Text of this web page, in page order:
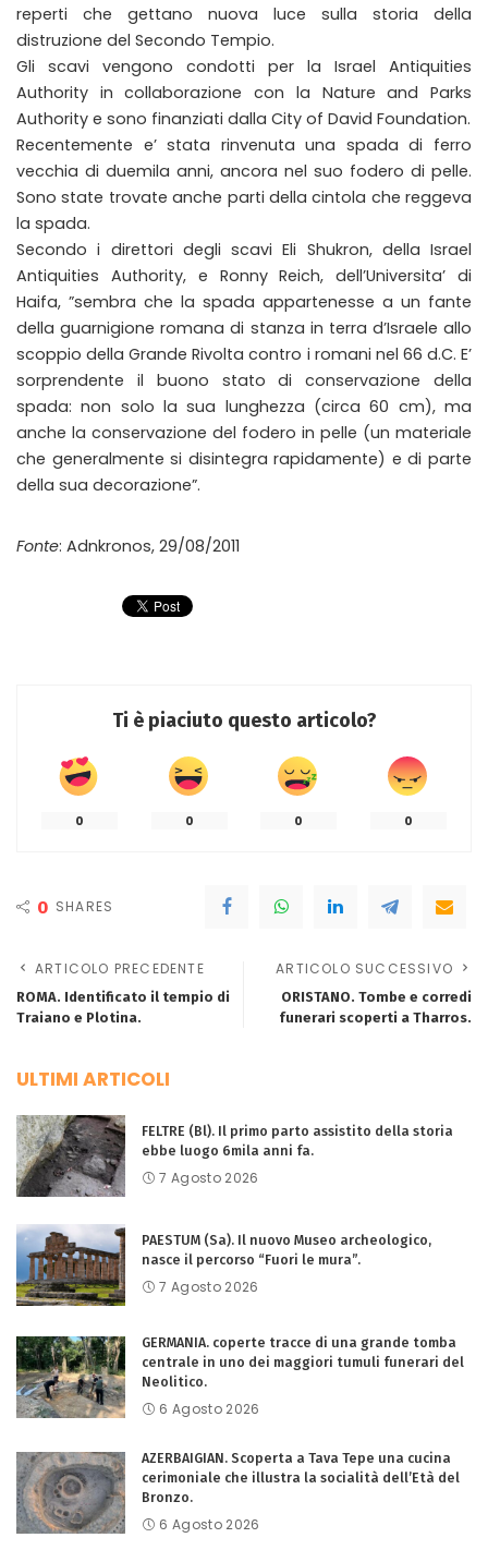
reperti che gettano nuova luce sulla storia della
distruzione del Secondo Tempio.
Gli scavi vengono condotti per la Israel Antiquities
Authority in collaborazione con la Nature and Parks
Authority e sono finanziati dalla City of David Foundation.
Recentemente e’ stata rinvenuta una spada di ferro
vecchia di duemila anni, ancora nel suo fodero di pelle.
Sono state trovate anche parti della cintola che reggeva
la spada.
Secondo i direttori degli scavi Eli Shukron, della Israel
Antiquities Authority, e Ronny Reich, dell’Universita’ di
Haifa, ”sembra che la spada appartenesse a un fante
della guarnigione romana di stanza in terra d’Israele allo
scoppio della Grande Rivolta contro i romani nel 66 d.C. E’
sorprendente il buono stato di conservazione della
spada: non solo la sua lunghezza (circa 60 cm), ma
anche la conservazione del fodero in pelle (un materiale
che generalmente si disintegra rapidamente) e di parte
della sua decorazione”.
Fonte: Adnkronos, 29/08/2011
Ti è piaciuto questo articolo?
0 0 0 0
0 SHARES
ARTICOLO PRECEDENTE
ROMA. Identificato il tempio di
Traiano e Plotina.
ARTICOLO SUCCESSIVO
ORISTANO. Tombe e corredi
funerari scoperti a Tharros.
ULTIMI ARTICOLI
FELTRE (Bl). Il primo parto assistito della storia
ebbe luogo 6mila anni fa.
7 Agosto 2026
PAESTUM (Sa). Il nuovo Museo archeologico,
nasce il percorso “Fuori le mura”.
7 Agosto 2026
GERMANIA. coperte tracce di una grande tomba
centrale in uno dei maggiori tumuli funerari del
Neolitico.
6 Agosto 2026
AZERBAIGIAN. Scoperta a Tava Tepe una cucina
cerimoniale che illustra la socialità dell’Età del
Bronzo.
6 Agosto 2026